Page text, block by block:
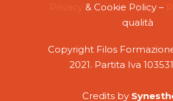
& Cookie Policy –
qualità
Copyright Filos
2021. Partita Iva
Credits by